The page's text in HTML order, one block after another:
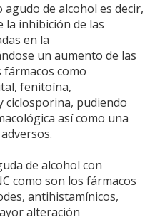
de alcohol es decir,
la inhibición de las
en la
un aumento de las
como
fenitoína,
ciclosporina, pudiendo
así como una
de alcohol con
como son los fármacos
antihistamínicos,
alteración